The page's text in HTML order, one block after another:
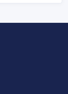
0 AMD